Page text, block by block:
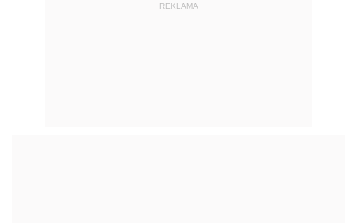
REKLAMA